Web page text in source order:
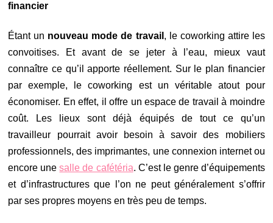
financier
Étant un nouveau mode de travail , le coworking attire les
convoitises. Et avant de se jeter à l’eau, mieux vaut
connaître ce qu’il apporte réellement. Sur le plan financier
par exemple, le coworking est un véritable atout pour
économiser. En effet, il offre un espace de travail à moindre
coût. Les lieux sont déjà équipés de tout ce qu’un
travailleur pourrait avoir besoin à savoir des mobiliers
professionnels, des imprimantes, une connexion internet ou
encore unesalle de cafétéria. C’est le genre d’équipements
et d’infrastructures que l’on ne peut généralement s’offrir
par ses propres moyens en très peu de temps.